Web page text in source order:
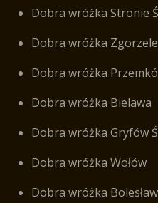
Dobra wróżka Stronie
Dobra wróżka
Dobra wróżka
Dobra wróżka Bielawa
Dobra wróżka Gryfów
Dobra wróżka Wołów
Dobra wróżka